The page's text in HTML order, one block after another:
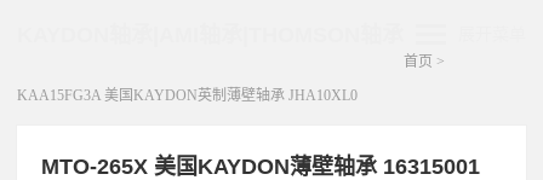
首页 >
KAA15FG3A 美国KAYDON英制薄壁轴承 JHA10XL0
MTO-265X 美国KAYDON薄壁轴承 16315001